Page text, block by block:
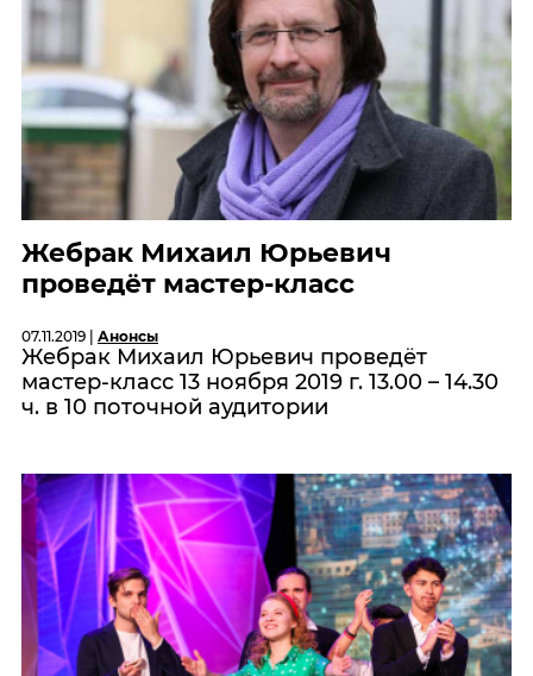
Жебрак Михаил Юрьевич
проведёт мастер-класс
07.11.2019 | Анонсы
Жебрак Михаил Юрьевич проведёт
мастер-класс 13 ноября 2019 г. 13.00 – 14.30
ч. в 10 поточной аудитории